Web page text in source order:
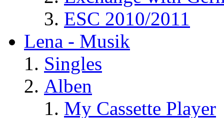
ESC 2010/2011
Lena - Musik
Singles
Alben
My Cassette Player